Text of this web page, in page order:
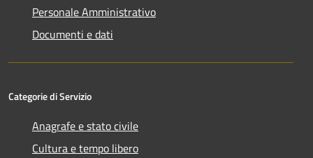
Personale Amministrativo
Documenti e dati
Categorie di Servizio
Anagrafe e stato civile
Cultura e tempo libero